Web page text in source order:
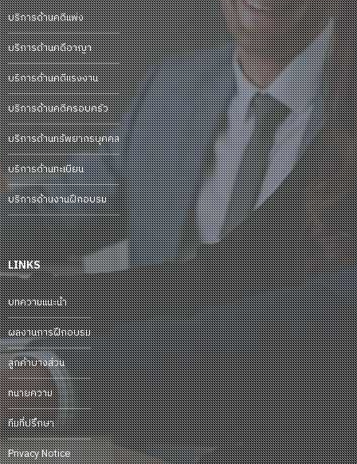
บริการด้านคดีแพ่ง
บริการด้านคดีอาญา
บริการด้านคดีแรงงาน
บริการด้านคดีครอบครัว
บริการด้านทรัพยากรบุคคล
บริการด้านทะเบียน
บริการด้านงานฝึกอบรม
LINKS
บทความแนะนำ
ผลงานการฝึกอบรม
ลูกค้าบางส่วน
ทนายความ
ทีมที่ปรึกษา
Privacy Notice